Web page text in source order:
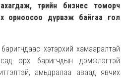
төрийн бизнес томорч
орноосоо дүрвэж байгаа гол
баригчдаас хэтэрхий хамааралтай
эрх баригчдын дэмжлэгтэй
итгэлтэй, амьдралаа аваад явчих